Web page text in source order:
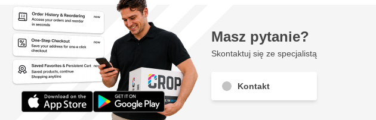
Masz pytanie?
Skontaktuj się ze specjalistą
Kontakt